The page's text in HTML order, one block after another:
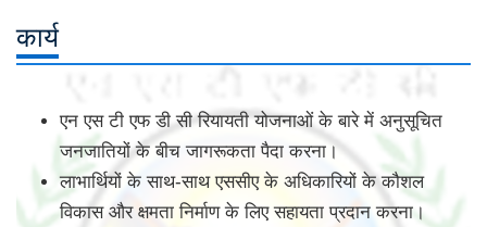
कार्य
एन एस टी एफ डी सी रियायती योजनाओं के बारे में अनुसूचित
जनजातियों के बीच जागरूकता पैदा करना।
लाभार्थियों के साथ-साथ एससीए के अधिकारियों के कौशल
विकास और क्षमता निर्माण के लिए सहायता प्रदान करना।